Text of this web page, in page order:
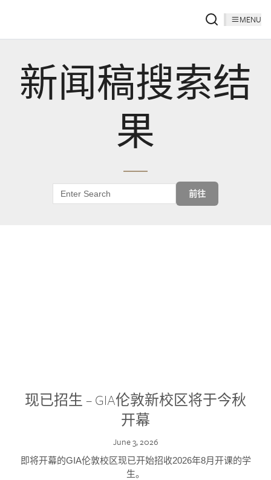
MENU
新闻稿搜索结
果
前往
现已招生 – GIA伦敦新校区将于今秋
开幕
June 3, 2026
即将开幕的GIA伦敦校区现已开始招收2026年8月开课的学
生。